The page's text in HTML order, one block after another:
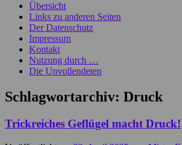
Übersicht
Links zu anderen Seiten
Der Datenschutz
Impressum
Kontakt
Nutzung durch …
Die Unvollendeten
Schlagwortarchiv: Druck
Trickreiches Geflügel macht Druck!